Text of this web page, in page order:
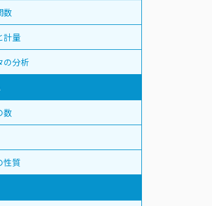
数
計量
の分析
数
性質